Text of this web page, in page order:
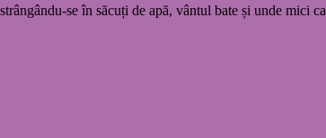
se în săcuți de apă, vântul bate și unde mici ca